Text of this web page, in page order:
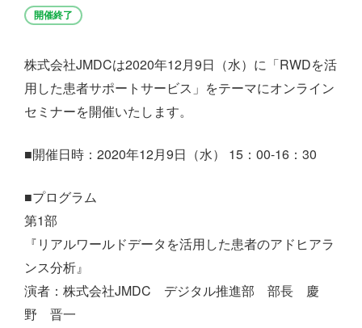
開催終了
株式会社JMDCは2020年12月9日（水）に「RWDを活
用した患者サポートサービス」をテーマにオンライン
セミナーを開催いたします。
■開催日時：2020年12月9日（水） 15：00-16：30
■プログラム
第1部
『リアルワールドデータを活用した患者のアドヒアラ
ンス分析』
演者：株式会社JMDC デジタル推進部 部長 慶
野 晋一